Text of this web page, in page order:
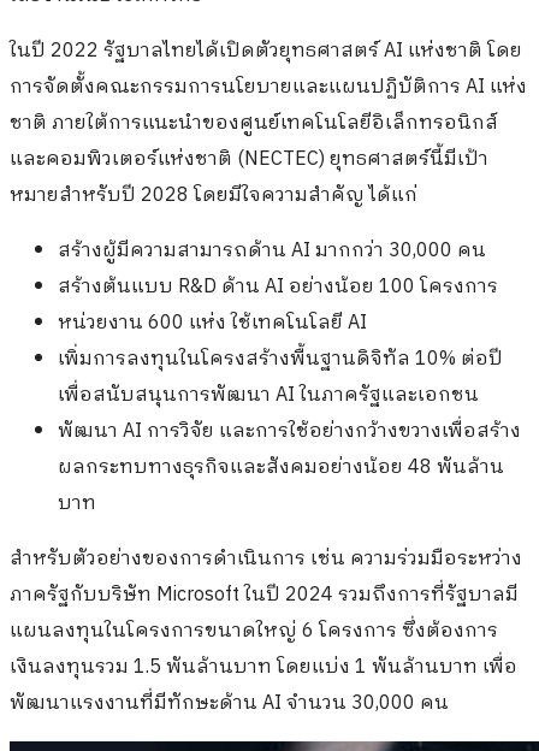
ในปี 2022 รัฐบาลไทยได้เปิดตัวยุทธศาสตร์ AI แห่งชาติ โดย
การจัดตั้งคณะกรรมการนโยบายและแผนปฏิบัติการ AI แห่ง
ชาติ ภายใต้การแนะนำของศูนย์เทคโนโลยีอิเล็กทรอนิกส์
และคอมพิวเตอร์แห่งชาติ (NECTEC) ยุทธศาสตร์นี้มีเป้า
หมายสำหรับปี 2028 โดยมีใจความสำคัญ ได้แก่
สร้างผู้มีความสามารถด้าน AI มากกว่า 30,000 คน
สร้างต้นแบบ R&D ด้าน AI อย่างน้อย 100 โครงการ
หน่วยงาน 600 แห่ง ใช้เทคโนโลยี AI
เพิ่มการลงทุนในโครงสร้างพื้นฐานดิจิทัล 10% ต่อปี
เพื่อสนับสนุนการพัฒนา AI ในภาครัฐและเอกชน
พัฒนา AI การวิจัย และการใช้อย่างกว้างขวางเพื่อสร้าง
ผลกระทบทางธุรกิจและสังคมอย่างน้อย 48 พันล้าน
บาท
สำหรับตัวอย่างของการดำเนินการ เช่น ความร่วมมือระหว่าง
ภาครัฐกับบริษัท Microsoft ในปี 2024 รวมถึงการที่รัฐบาลมี
แผนลงทุนในโครงการขนาดใหญ่ 6 โครงการ ซึ่งต้องการ
เงินลงทุนรวม 1.5 พันล้านบาท โดยแบ่ง 1 พันล้านบาท เพื่อ
พัฒนาแรงงานที่มีทักษะด้าน AI จำนวน 30,000 คน